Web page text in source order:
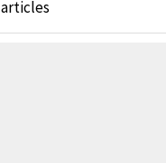
articles